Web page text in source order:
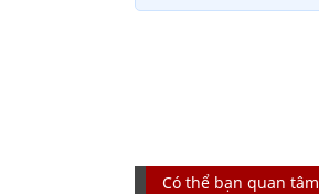
Có thể bạn quan tâm